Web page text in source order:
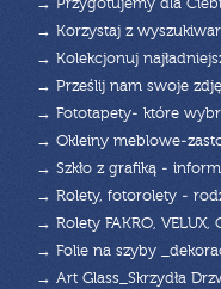
→ Przygotujemy dla
→ Korzystaj z
→ Kolekcjonuj
→ Prześlij nam swoje
→ Fototapety- które
→ Okleiny meblowe-
→ Szkło z grafiką -
→ Rolety, fotorolety -
→ Rolety FAKRO, VELUX,
→ Folie na szyby
→ Art Glass_Skrzydła